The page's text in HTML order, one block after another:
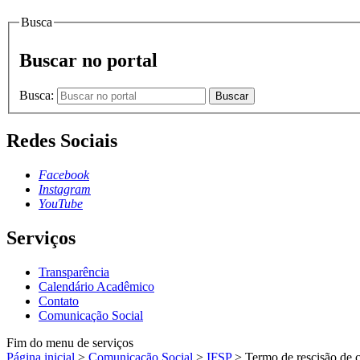
Busca
Buscar no portal
Busca: Buscar
Redes Sociais
Facebook
Instagram
YouTube
Serviços
Transparência
Calendário Acadêmico
Contato
Comunicação Social
Fim do menu de serviços
Página inicial > Comunicação Social > IFSP > Termo de rescisão de